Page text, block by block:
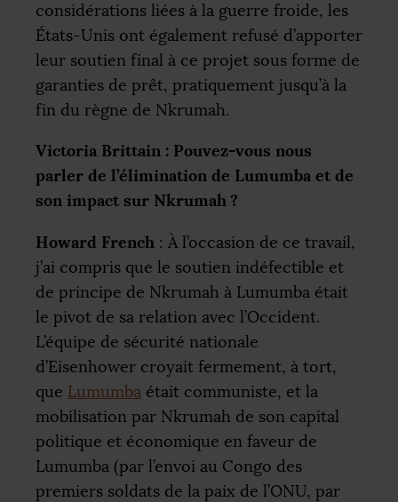
considérations liées à la guerre froide, les
États-Unis ont également refusé d’apporter
leur soutien final à ce projet sous forme de
garanties de prêt, pratiquement jusqu’à la
fin du règne de Nkrumah.
Victoria Brittain : Pouvez-vous nous
parler de l’élimination de Lumumba et de
son impact sur Nkrumah ?
Howard French : À l’occasion de ce travail,
j’ai compris que le soutien indéfectible et
de principe de Nkrumah à Lumumba était
le pivot de sa relation avec l’Occident.
L’équipe de sécurité nationale
d’Eisenhower croyait fermement, à tort,
que Lumumba était communiste, et la
mobilisation par Nkrumah de son capital
politique et économique en faveur de
Lumumba (par l’envoi au Congo des
premiers soldats de la paix de l’ONU, par